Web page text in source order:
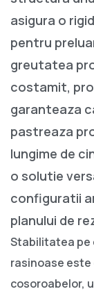
asigura o
pentru
greutatea
costamit,
garanteaza
pastreaza
lungime de
o solutie
configuratii
planului de
Stabilitatea pe
rasinoase
cosoroabelor,